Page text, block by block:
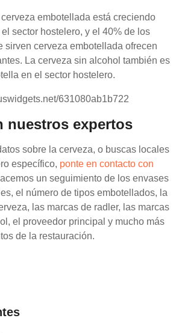
embotellada está creciendo
sector hostelero, y el 40% de los
sirven cerveza embotellada ofrecen
La cerveza sin alcohol también es
en el sector hostelero.
631080ab1b722
nuestros expertos
sobre la cerveza, o buscas locales
específico, ponte en contacto con
un seguimiento de los envases
el número de tipos embotellados, la
las marcas de radler, las marcas
el proveedor principal y mucho más
de la restauración.